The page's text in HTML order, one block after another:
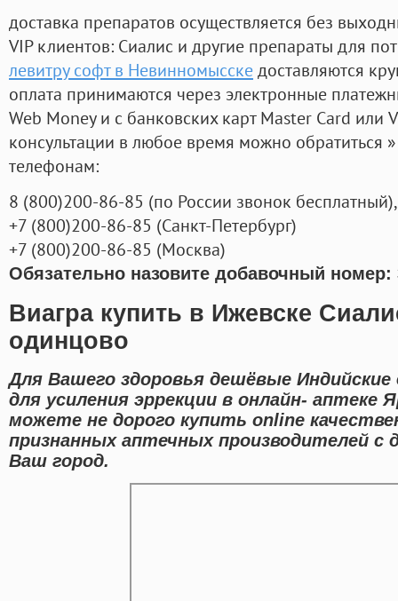
доставка препаратов осуществляется без
VIP клиентов: Сиалис и другие препараты для
левитру софт в Невинномысскедоставляются
оплата принимаются через электронные
Web Money и с банковских карт Master Card или
консультации в любое время можно обратиться
телефонам:
8 (800)200-86-85 (по России звонок бесплатный),
+7 (800)200-86-85 (Санкт-Петербург)
+7 (800)200-86-85 (Москва)
Обязательно назовите добавочный номер:
Виагра купить в Ижевске
одинцово
Для Вашего здоровья дешёвые Индийские
для усиления эррекции в онлайн- аптеке
можете не дорого купить online
признанных аптечных производителей с
Ваш город.